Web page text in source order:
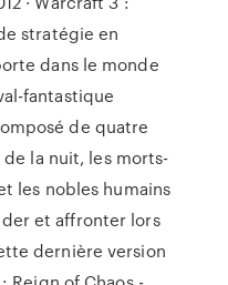
stratégie en
dans le monde
fantastique
de quatre
la nuit, les morts-
les nobles humains
et affronter lors
dernière version